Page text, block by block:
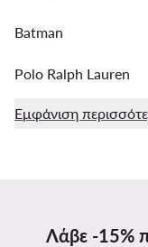
Batman
Polo Ralph Lauren
Εμφάνιση
Λάβε -15%